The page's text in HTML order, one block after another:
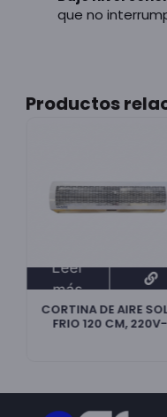
que no
Productos
Leer
más
CORTINA DE AIRE
FRIO 120 CM, 220V-